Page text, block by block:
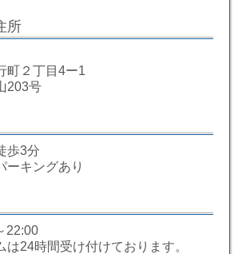
所
町２丁目4ー1
203号
歩3分
ーキングあり
22:00
は24時間受け付けております。